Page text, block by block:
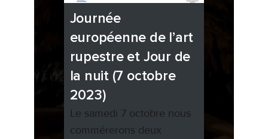
Journée
européenne de l’art
rupestre et Jour de
la nuit (7 octobre
2023)
Le samedi 7 octobre nous
commérerons deux